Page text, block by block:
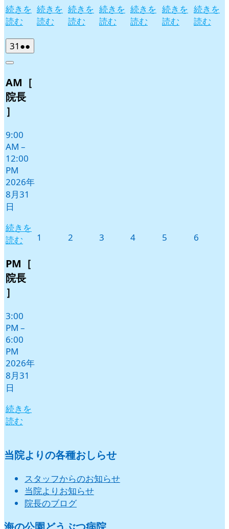
続きを
読む
続きを
読む
続きを
読む
続きを
読む
続きを
読む
続きを
読む
続きを
読む
31 2026
年
月
31
日
●●
件
イ
Close
AM［
院長
］
9:00
AM –
12:00
PM
2026年
8月31
日
続きを
読む
PM［
院長
］
3:00
PM –
6:00
PM
2026年
8月31
日
続きを
読む
1 2 3 42026
5 6
当院よりの各種おしらせ
スタッフからのお知らせ
当院よりお知らせ
院長のブログ